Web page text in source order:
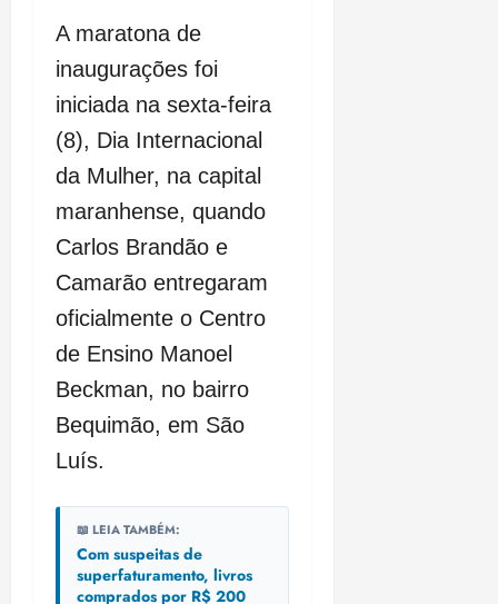
A maratona de
inaugurações foi
iniciada na sexta-feira
(8), Dia Internacional
da Mulher, na capital
maranhense, quando
Carlos Brandão e
Camarão entregaram
oficialmente o Centro
de Ensino Manoel
Beckman, no bairro
Bequimão, em São
Luís.
📖 LEIA TAMBÉM:
Com suspeitas de
superfaturamento, livros
comprados por R$ 200